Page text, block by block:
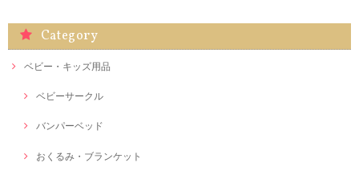
Category
ベビー・キッズ用品
ベビーサークル
バンパーベッド
おくるみ・ブランケット